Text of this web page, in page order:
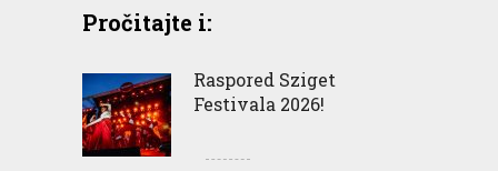
Pročitajte i:
Raspored Sziget
Festivala 2026!